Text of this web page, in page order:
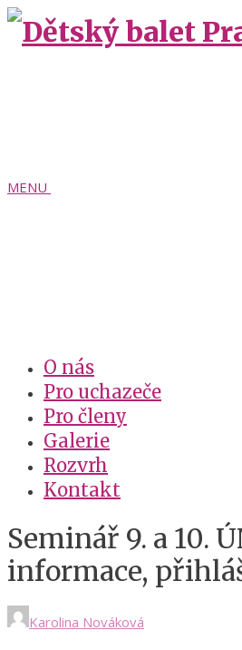
MENU
O nás
Pro uchazeče
Pro členy
Galerie
Rozvrh
Kontakt
Seminář 9. a 10.
informace,
Karolina Nováková